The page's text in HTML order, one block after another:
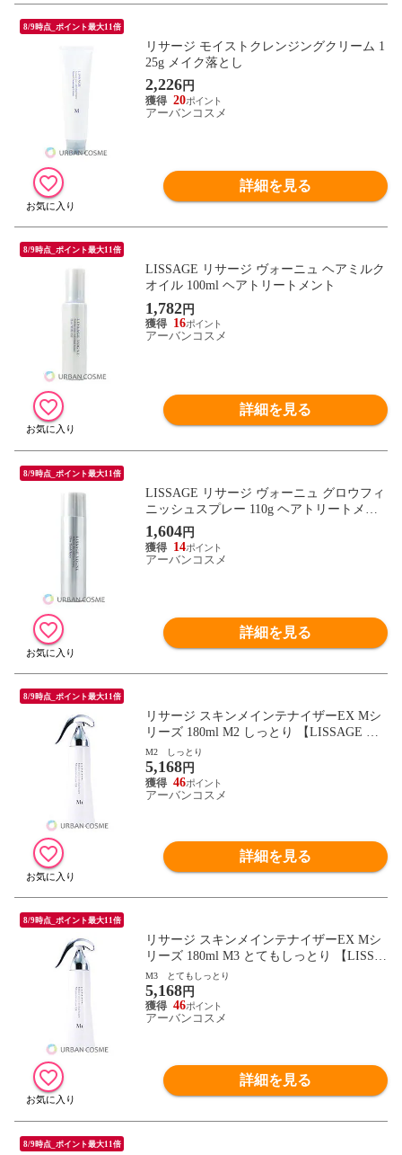
8/9時点_ポイント最大11倍
リサージ モイストクレンジングクリーム 1
25g メイク落とし
2,226円
20
アーバンコスメ
詳細を見る
8/9時点_ポイント最大11倍
LISSAGE リサージ ヴォーニュ ヘアミルク
オイル 100ml ヘアトリートメント
1,782円
16
アーバンコスメ
詳細を見る
8/9時点_ポイント最大11倍
LISSAGE リサージ ヴォーニュ グロウフィ
ニッシュスプレー 110g ヘアトリートメン
ト
1,604円
14
アーバンコスメ
詳細を見る
8/9時点_ポイント最大11倍
リサージ スキンメインテナイザーEX Mシ
リーズ 180ml M2 しっとり 【LISSAGE 化
粧液 コラーゲン ハリ】
M2 しっとり
5,168円
46
アーバンコスメ
詳細を見る
8/9時点_ポイント最大11倍
リサージ スキンメインテナイザーEX Mシ
リーズ 180ml M3 とてもしっとり 【LISSA
GE 化粧液 コラーゲン ハリ】
M3 とてもしっとり
5,168円
46
アーバンコスメ
詳細を見る
8/9時点_ポイント最大11倍